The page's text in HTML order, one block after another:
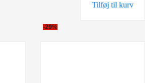
Tilføj til kurv
-29%